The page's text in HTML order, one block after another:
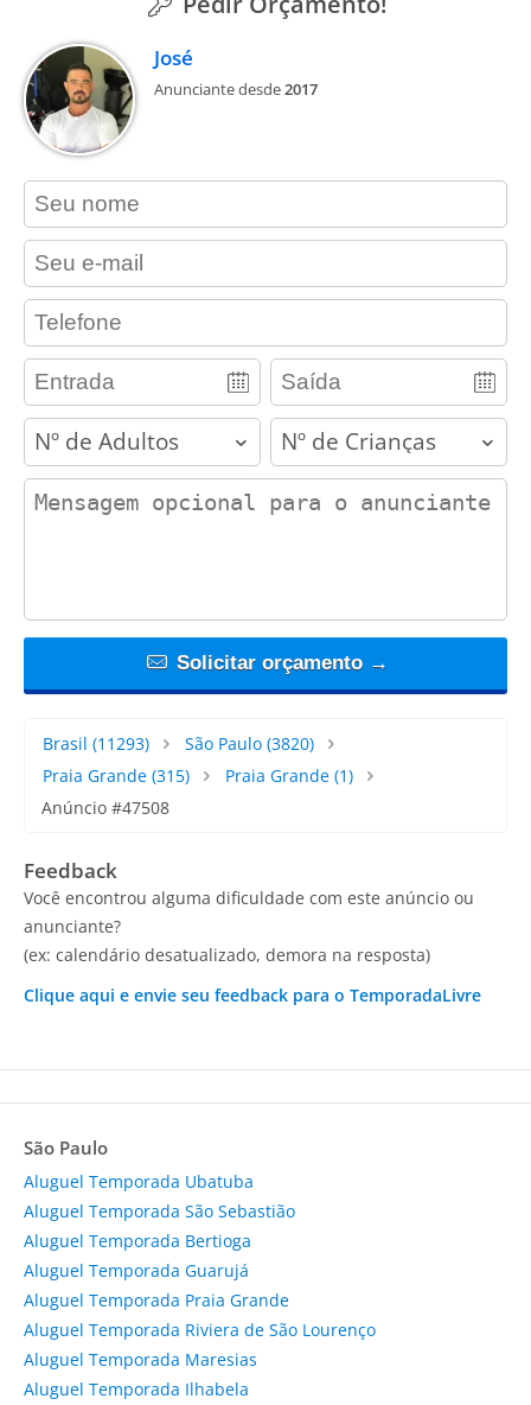
José
Anunciante desde2017
contact_name
contact_email
contact_phone
adults children
contact_message
Solicitar orçamento →
Brasil (11293) São Paulo(3820)
Praia Grande (315) Praia Grande(1)
Anúncio #47508
Feedback
Você encontrou alguma dificuldade com este anúncio ou
anunciante?
(ex: calendário desatualizado, demora na resposta)
Clique aqui e envie seu feedback para o TemporadaLivre
São Paulo
Aluguel Temporada Ubatuba
Aluguel Temporada São Sebastião
Aluguel Temporada Bertioga
Aluguel Temporada Guarujá
Aluguel Temporada Praia Grande
Aluguel Temporada Riviera de São Lourenço
Aluguel Temporada Maresias
Aluguel Temporada Ilhabela